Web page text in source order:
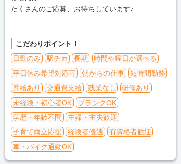
たくさんのご応募、お待ちしています♪
こだわりポイント！
日勤のみ
駅チカ 長期
時間や曜日が選べる
平日休み希望対応可
朝からの仕事
短時間勤務
昇給あり
交通費支給 残業なし
研修あり
未経験・初心者OK
ブランクOK
学歴・年齢不問
主婦・主夫歓迎
子育て両立応援
経験者優遇
有資格者歓迎
車・バイク通勤OK